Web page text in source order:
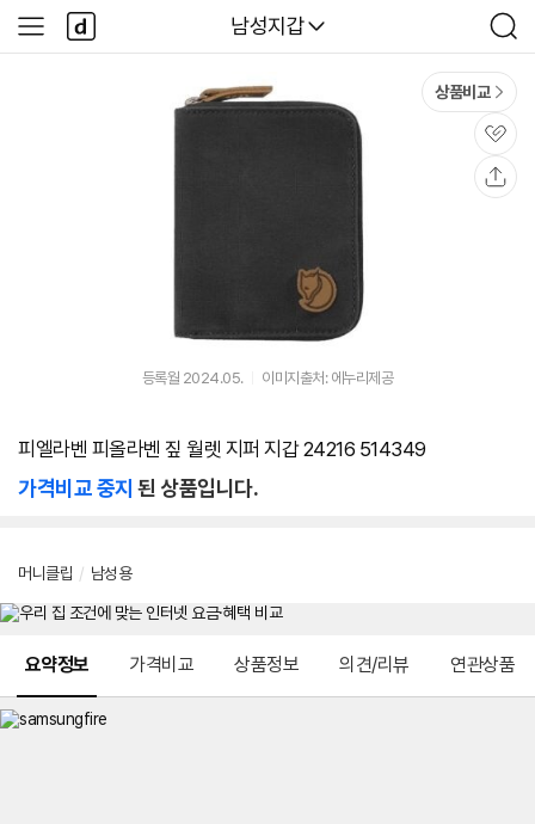
다나와
남성지갑
검
색
사
이
다
나
와
상품비교
관
심
등록월 2024.05. 이미지출처: 에누리제공
피엘라벤 피올라벤 짚 월렛 지퍼 지갑 24216 514349
가격비교 중지 된 상품입니다.
머니클립 / 남성용
요약정보 가격비교 상품정보 의견/리뷰 연관상품